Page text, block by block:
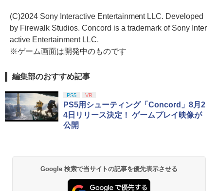
(C)2024 Sony Interactive Entertainment LLC. Developed
by Firewalk Studios. Concord is a trademark of Sony Inter
active Entertainment LLC.
※ゲーム画面は開発中のものです
編集部のおすすめ記事
PS5 VR
PS5用シューティング「Concord」8月2
4日リリース決定！ ゲームプレイ映像が
公開
Google 検索で当サイトの記事を優先表示させる